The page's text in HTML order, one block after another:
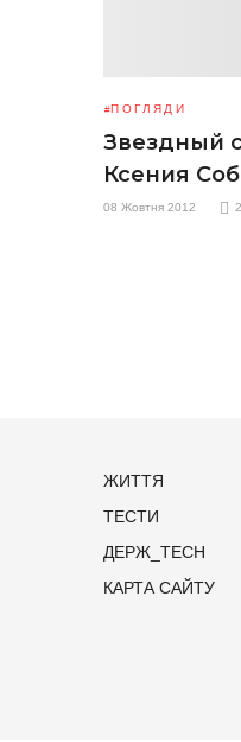
ПОГЛЯДИ
Звездный
Ксения
08 Жовтня 2012 2
ЖИТТЯ
ТЕСТИ
ДЕРЖ_TECH
КАРТА САЙТУ